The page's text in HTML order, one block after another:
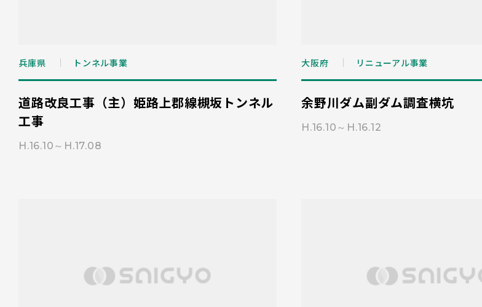
兵庫県 トンネル事業
道路改良工事（主）姫路上郡線槻坂トンネル
工事
H.16.10～H.17.08
大阪府 リニューアル事業
余野川ダム副ダム調査横坑
H.16.10～H.16.12